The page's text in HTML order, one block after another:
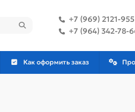
+7 (969) 2121-
+7 (964) 342-78-
Как оформить заказ